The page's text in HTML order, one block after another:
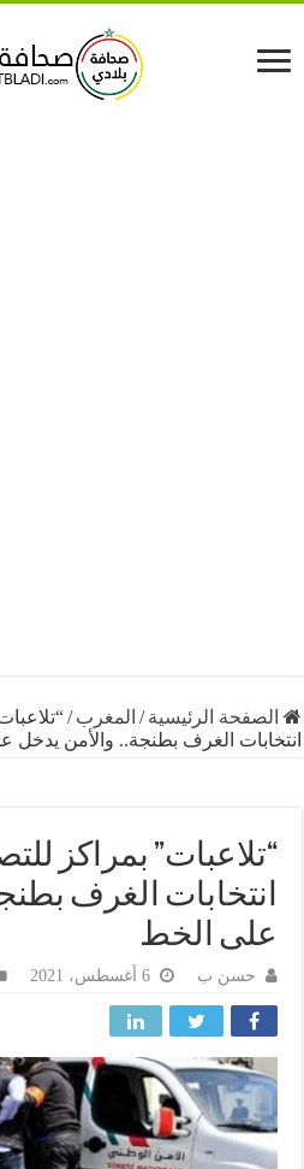
الرئيسية /المغرب/“تلاعبات”
الغرف بطنجة.. والأمن يدخل على
بمراكز
الغرف بطنجة..
الخط
حسن ب